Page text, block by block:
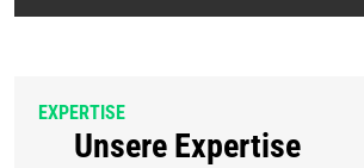
EXPERTISE
Unsere Expertise